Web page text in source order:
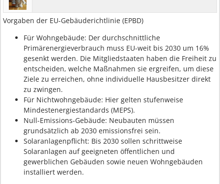
Vorgaben der EU-Gebäuderichtlinie (EPBD)
Für Wohngebäude: Der durchschnittliche
Primärenergieverbrauch muss EU-weit bis 2030 um 16%
gesenkt werden. Die Mitgliedstaaten haben die Freiheit zu
entscheiden, welche Maßnahmen sie ergreifen, um diese
Ziele zu erreichen, ohne individuelle Hausbesitzer direkt
zu zwingen.
Für Nichtwohngebäude: Hier gelten stufenweise
Mindestenergiestandards (MEPS).
Null-Emissions-Gebäude: Neubauten müssen
grundsätzlich ab 2030 emissionsfrei sein.
Solaranlagenpflicht: Bis 2030 sollen schrittweise
Solaranlagen auf geeigneten öffentlichen und
gewerblichen Gebäuden sowie neuen Wohngebäuden
installiert werden.